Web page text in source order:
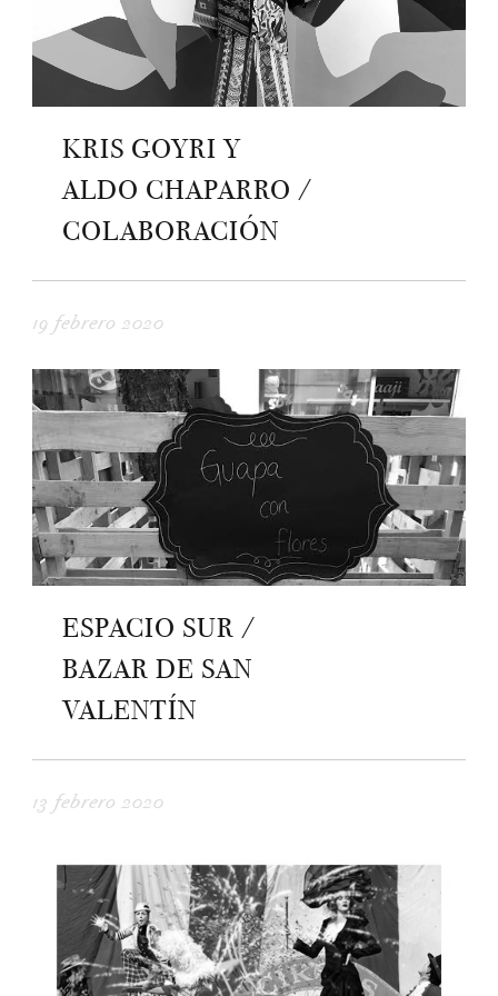
KRIS GOYRI Y
ALDO CHAPARRO /
COLABORACIÓN
19 febrero 2020
ESPACIO SUR /
BAZAR DE SAN
VALENTÍN
13 febrero 2020